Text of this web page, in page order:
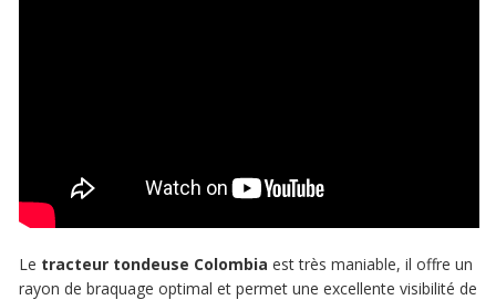
Le tracteur tondeuse Colombia est très maniable, il offre un
rayon de braquage optimal et permet une excellente visibilité de